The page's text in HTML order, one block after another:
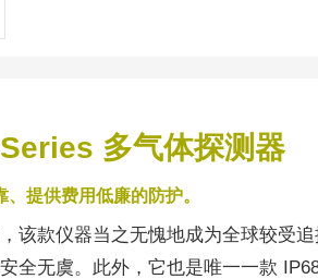
多气体探测器
提供费用低廉的防护。
该款仪器当之无愧地成为全球较受
全无虞。此外，它也是唯一一款